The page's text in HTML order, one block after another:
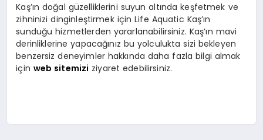
Kaş’ın doğal güzelliklerini suyun altında keşfetmek ve
zihninizi dinginleştirmek için Life Aquatic Kaş’ın
sunduğu hizmetlerden yararlanabilirsiniz. Kaş’ın mavi
derinliklerine yapacağınız bu yolculukta sizi bekleyen
benzersiz deneyimler hakkında daha fazla bilgi almak
için web sitemizi ziyaret edebilirsiniz.